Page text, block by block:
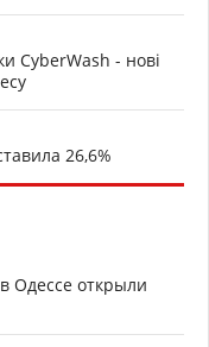
CyberWash - нові
26,6%
Одессе открыли